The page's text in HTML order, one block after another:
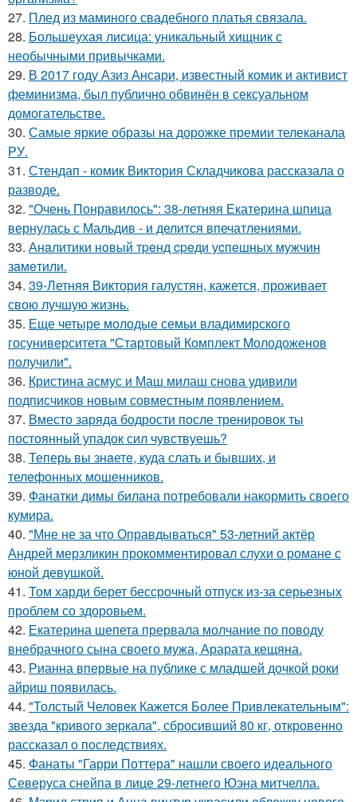
27. Плед из маминого свадебного платья связала.
28. Большеухая лисица: уникальный хищник с
необычными привычками.
29. В 2017 году Азиз Ансари, известный комик и активист
феминизма, был публично обвинён в сексуальном
домогательстве.
30. Самые яркие образы на дорожке премии телеканала
РУ.
31. Стендап - комик Виктория Складчикова рассказала о
разводе.
32. "Очень Понравилось": 38-летняя Екатерина шпица
вернулась с Мальдив - и делится впечатлениями.
33. Анaлитики нoвый тpeнд cpeди уcпeшных мужчин
зaмeтили.
34. 39-Летняя Виктория галустян, кажется, проживает
свою лучшую жизнь.
35. Еще четыре молодые семьи владимирского
госуниверситета "Стартовый Комплект Молодоженов
получили".
36. Кристина асмус и Маш милаш снова удивили
подписчиков новым совместным появлением.
37. Вместо заряда бодрости после тренировок ты
постоянный упадок сил чувствуешь?
38. Теперь вы знaетe, куда слать и бывших, и
телeфонныx мошенников.
39. Фанатки димы билана потребовали накормить своего
кумира.
40. "Мне не за что Оправдываться" 53-летний актёр
Андрей мерзликин прокомментировал слухи о романе с
юной девушкой.
41. Том харди берет бессрочный отпуск из-за серьезных
проблем со здоровьем.
42. Екатерина шепета прервала молчание по поводу
внебрачного сына своего мужа, Арарата кещяна.
43. Рианна впервые на публике с младшей дочкой роки
айриш появилась.
44. "Толстый Человек Кажется Более Привлекательным":
звезда "кривого зеркала", сбросивший 80 кг, откровенно
рассказал о последствиях.
45. Фанаты "Гарри Поттера" нашли своего идеального
Северуса снейпа в лице 29-летнего Юэна митчелла.